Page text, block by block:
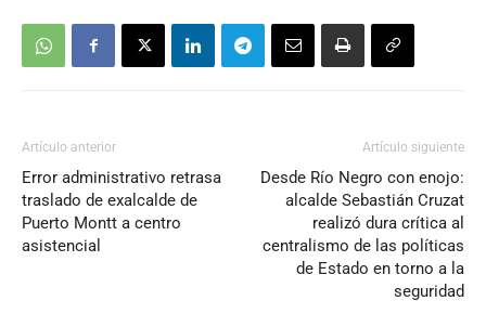
Artículo anterior
Error administrativo retrasa
traslado de exalcalde de
Puerto Montt a centro
asistencial
Artículo siguiente
Desde Río Negro con enojo:
alcalde Sebastián Cruzat
realizó dura crítica al
centralismo de las políticas
de Estado en torno a la
seguridad